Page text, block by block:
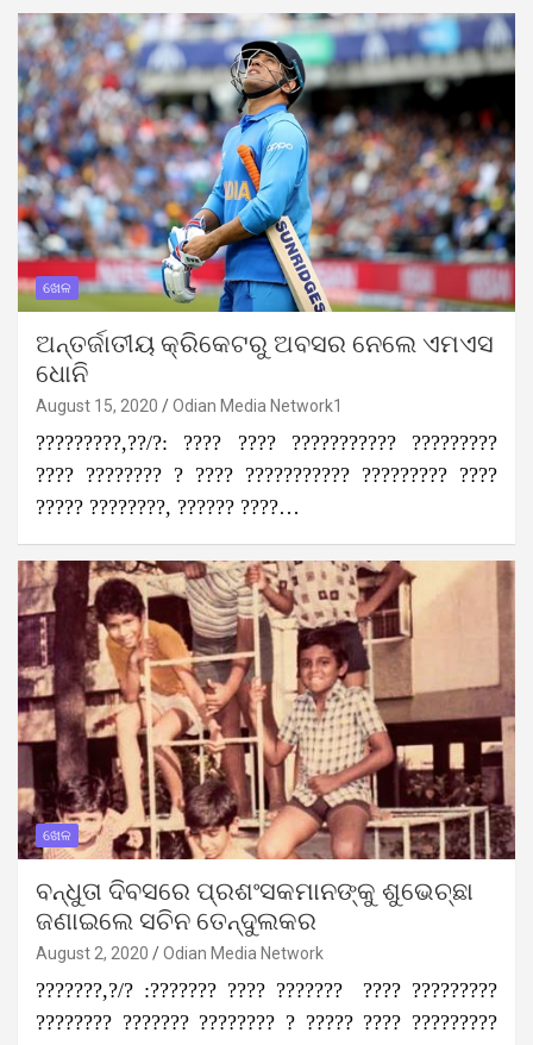
ଖେଳ
ଅନ୍ତର୍ଜାତୀୟ କ୍ରିକେଟରୁ ଅବସର ନେଲେ ଏମଏସ
ଧୋନି
August 15, 2020 Odian Media Network1
?????????,??/?: ???? ???? ??????????? ?????????
???? ???????? ? ???? ??????????? ????????? ????
????? ????????, ?????? ????…
ଖେଳ
ବନ୍ଧୁତା ଦିବସରେ ପ୍ରଶଂସକମାନଙ୍କୁ ଶୁଭେଚ୍ଛା
ଜଣାଇଲେ ସଚିନ ତେନ୍ଦୁଲକର
August 2, 2020 Odian Media Network
???????,?/? :??????? ???? ??????? ???? ?????????
???????? ??????? ???????? ? ????? ???? ?????????